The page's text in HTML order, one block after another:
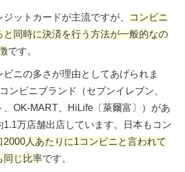
ットカードが主流ですが、
コンビニ
と同時に決済を行う方法が一般的なの
です。
ビニの多さが理由としてあげられま
ンビニブランド（セブンイレブン、
、OK-MART、HiLife〔萊爾富〕）があ
1.1万店舗出店しています。日本もコン
2000人あたりに1コンビニと言われて
同じ比率です。